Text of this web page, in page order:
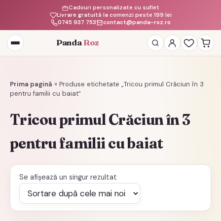
Livrare gratuită la comenzi peste 199 lei
Cadouri personalizate cu suflet
0745 937 753
contact@panda-roz.ro
Deschide
meniul
Panda Roz
Prima pagină » Produse etichetate „Tricou primul Crăciun în 3
pentru familii cu baiat”
Tricou primul Crăciun în 3
pentru familii cu baiat
Se afișează un singur rezultat